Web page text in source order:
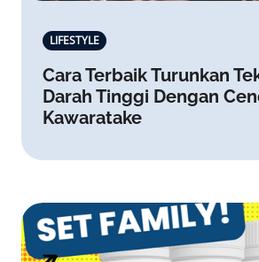
LIFESTYLE
Cara Terbaik Turunkan
Darah Tinggi Dengan
Kawaratake